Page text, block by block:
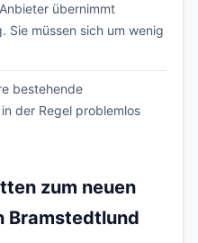
übernimmt
Sie müssen sich um wenig
bestehende
der Regel problemlos
zum neuen
Bramstedtlund